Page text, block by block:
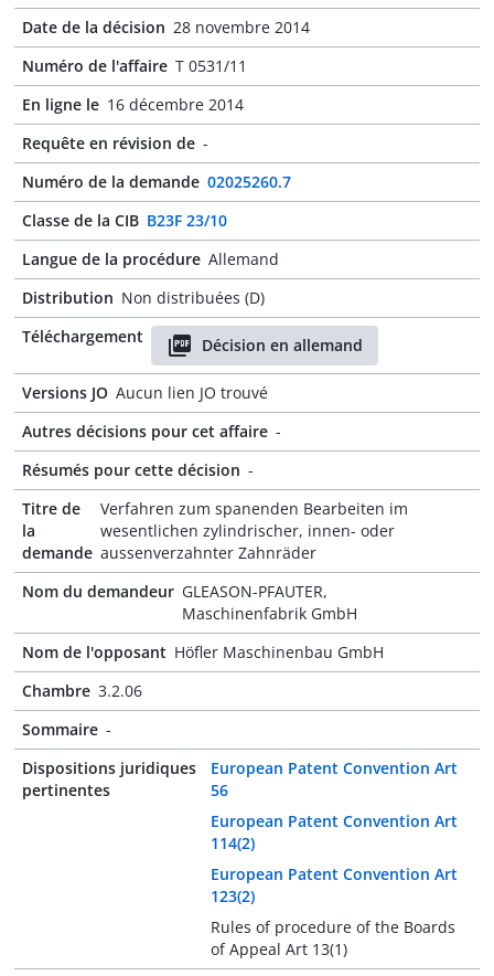
Date de la décision 28 novembre 2014
Numéro de l'affaire T 0531/11
En ligne le 16 décembre 2014
Requête en révision de -
Numéro de la demande 02025260.7
Classe de la CIB B23F 23/10
Langue de la procédure Allemand
Distribution Non distribuées (D)
Téléchargement
Décision en allemand
Versions JO Aucun lien JO trouvé
Autres décisions pour cet affaire -
Résumés pour cette décision -
Titre de
la
demande
Verfahren zum spanenden Bearbeiten im
wesentlichen zylindrischer, innen- oder
aussenverzahnter Zahnräder
Nom du demandeur GLEASON-PFAUTER,
Maschinenfabrik GmbH
Nom de l'opposant Höfler Maschinenbau GmbH
Chambre 3.2.06
Sommaire -
Dispositions juridiques
pertinentes
European Patent Convention Art
56
European Patent Convention Art
114(2)
European Patent Convention Art
123(2)
Rules of procedure of the Boards
of Appeal Art 13(1)